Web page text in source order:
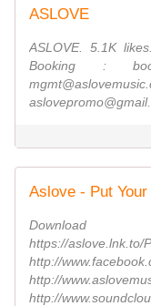
ASLOVE
ASLOVE. 5.1K
Booking :
https://
http://
http://
http://